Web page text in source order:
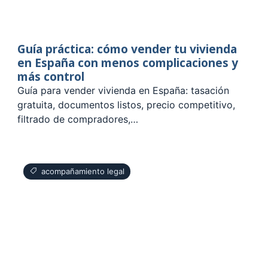
Guía práctica: cómo vender tu vivienda
en España con menos complicaciones y
más control
Guía para vender vivienda en España: tasación
gratuita, documentos listos, precio competitivo,
filtrado de compradores,…
acompañamiento legal